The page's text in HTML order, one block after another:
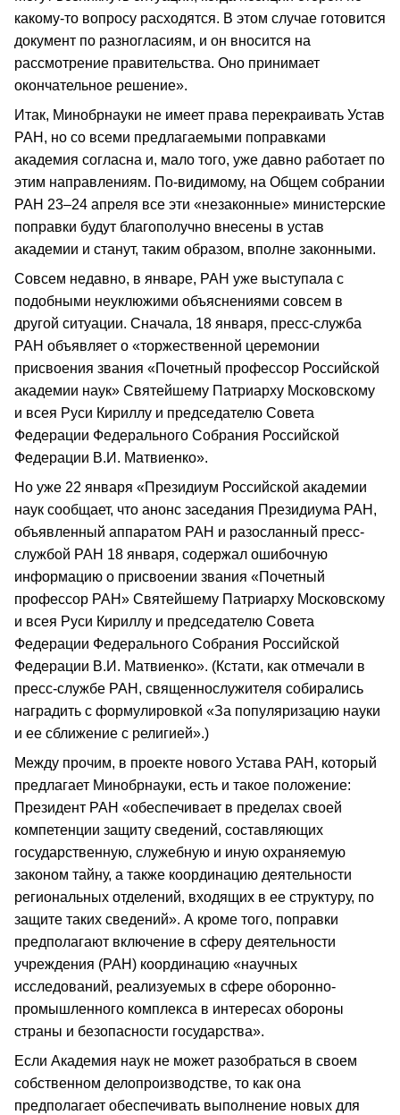
какому-то вопросу расходятся. В этом случае готовится
документ по разногласиям, и он вносится на
рассмотрение правительства. Оно принимает
окончательное решение».
Итак, Минобрнауки не имеет права перекраивать Устав
РАН, но со всеми предлагаемыми поправками
академия согласна и, мало того, уже давно работает по
этим направлениям. По-видимому, на Общем собрании
РАН 23–24 апреля все эти «незаконные» министерские
поправки будут благополучно внесены в устав
академии и станут, таким образом, вполне законными.
Совсем недавно, в январе, РАН уже выступала с
подобными неуклюжими объяснениями совсем в
другой ситуации. Сначала, 18 января, пресс-служба
РАН объявляет о «торжественной церемонии
присвоения звания «Почетный профессор Российской
академии наук» Святейшему Патриарху Московскому
и всея Руси Кириллу и председателю Совета
Федерации Федерального Собрания Российской
Федерации В.И. Матвиенко».
Но уже 22 января «Президиум Российской академии
наук сообщает, что анонс заседания Президиума РАН,
объявленный аппаратом РАН и разосланный пресс-
службой РАН 18 января, содержал ошибочную
информацию о присвоении звания «Почетный
профессор РАН» Святейшему Патриарху Московскому
и всея Руси Кириллу и председателю Совета
Федерации Федерального Собрания Российской
Федерации В.И. Матвиенко». (Кстати, как отмечали в
пресс-службе РАН, священнослужителя собирались
наградить с формулировкой «За популяризацию науки
и ее сближение с религией».)
Между прочим, в проекте нового Устава РАН, который
предлагает Минобрнауки, есть и такое положение:
Президент РАН «обеспечивает в пределах своей
компетенции защиту сведений, составляющих
государственную, служебную и иную охраняемую
законом тайну, а также координацию деятельности
региональных отделений, входящих в ее структуру, по
защите таких сведений». А кроме того, поправки
предполагают включение в сферу деятельности
учреждения (РАН) координацию «научных
исследований, реализуемых в сфере оборонно-
промышленного комплекса в интересах обороны
страны и безопасности государства».
Если Академия наук не может разобраться в своем
собственном делопроизводстве, то как она
предполагает обеспечивать выполнение новых для